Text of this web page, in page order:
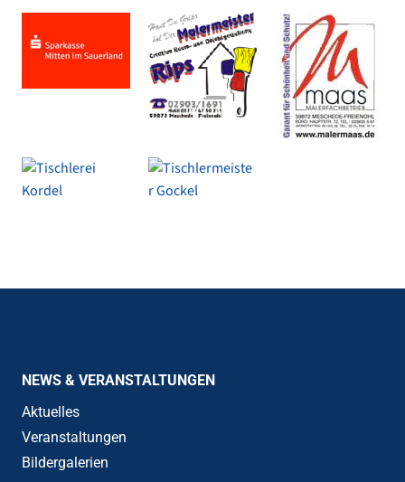
NEWS & VERANSTALTUNGEN
Aktuelles
Veranstaltungen
Bildergalerien